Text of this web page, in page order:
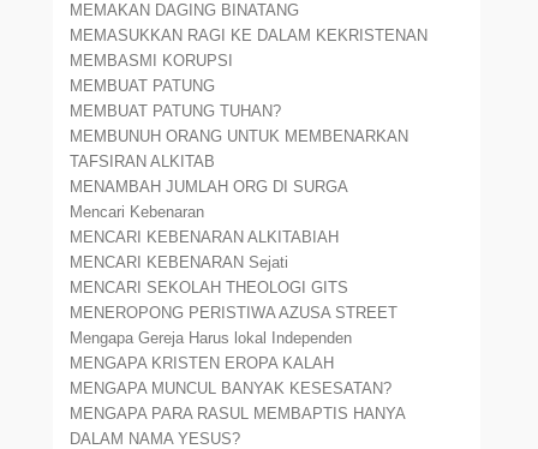
MEMAKAN DAGING BINATANG
MEMASUKKAN RAGI KE DALAM KEKRISTENAN
MEMBASMI KORUPSI
MEMBUAT PATUNG
MEMBUAT PATUNG TUHAN?
MEMBUNUH ORANG UNTUK MEMBENARKAN
TAFSIRAN ALKITAB
MENAMBAH JUMLAH ORG DI SURGA
Mencari Kebenaran
MENCARI KEBENARAN ALKITABIAH
MENCARI KEBENARAN Sejati
MENCARI SEKOLAH THEOLOGI GITS
MENEROPONG PERISTIWA AZUSA STREET
Mengapa Gereja Harus lokal Independen
MENGAPA KRISTEN EROPA KALAH
MENGAPA MUNCUL BANYAK KESESATAN?
MENGAPA PARA RASUL MEMBAPTIS HANYA
DALAM NAMA YESUS?